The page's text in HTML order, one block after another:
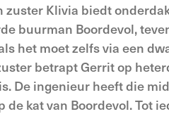
Klivia biedt
buurman Boordevol,
het moet zelfs via een
betrapt Gerrit op
De ingenieur heeft die
kat van Boordevol. Tot